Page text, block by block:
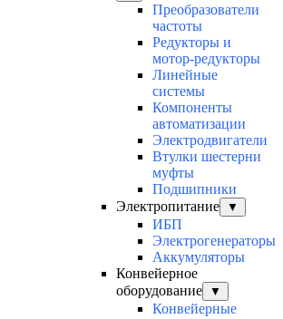
Преобразователи
частоты
Редукторы и
мотор-редукторы
Линейные
системы
Компоненты
автоматизации
Электродвигатели
Втулки шестерни
муфты
Подшипники
Электропитание
▼
ИБП
Электрогенераторы
Аккумуляторы
Конвейерное
оборудование
▼
Конвейерные